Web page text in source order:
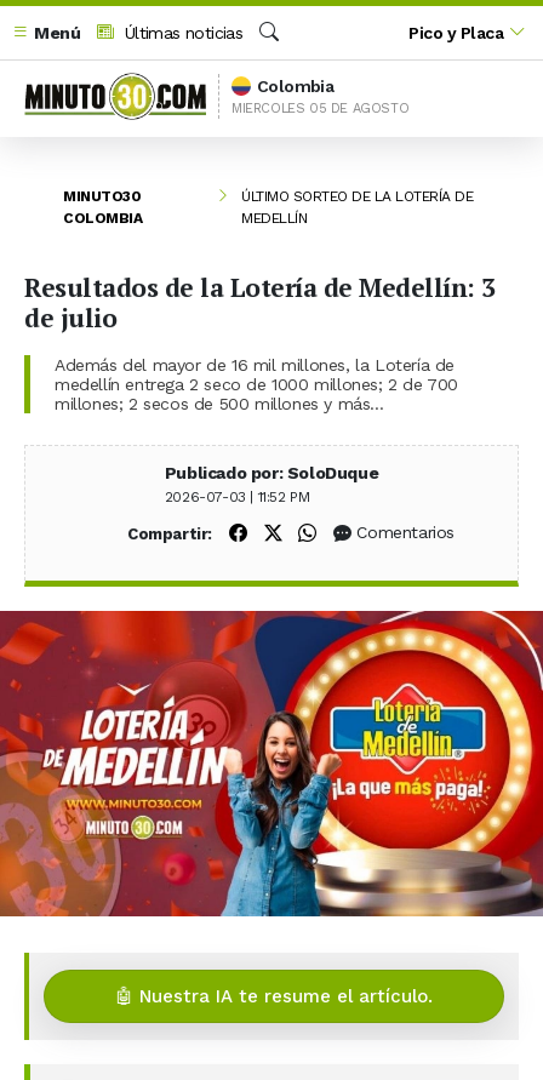
Menú
Últimas noticias
Buscar
Pico y Placa
Colombia
MIERCOLES 05 DE AGOSTO
MINUTO30
COLOMBIA
ÚLTIMO SORTEO DE LA LOTERÍA DE
MEDELLÍN
Resultados de la Lotería de Medellín: 3
de julio
Además del mayor de 16 mil millones, la Lotería de
medellín entrega 2 seco de 1000 millones; 2 de 700
millones; 2 secos de 500 millones y más…
Publicado por: SoloDuque
2026-07-03 | 11:52 PM
Compartir: Compartir en Facebook
Compartir en X (Twitter)
Compartir en WhatsApp
Comentarios
🤖 Nuestra IA te resume el artículo.